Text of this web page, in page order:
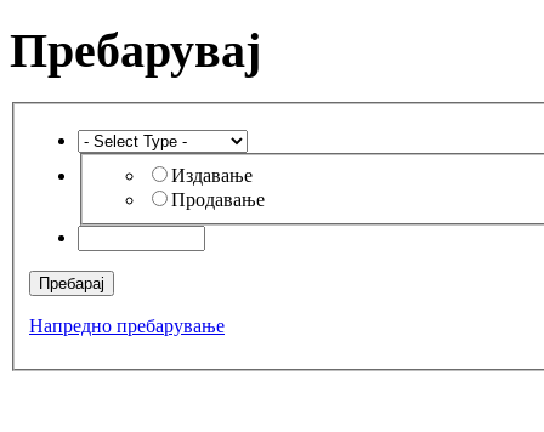
Пребарувај
Издавање
Продавање
Напредно пребарување